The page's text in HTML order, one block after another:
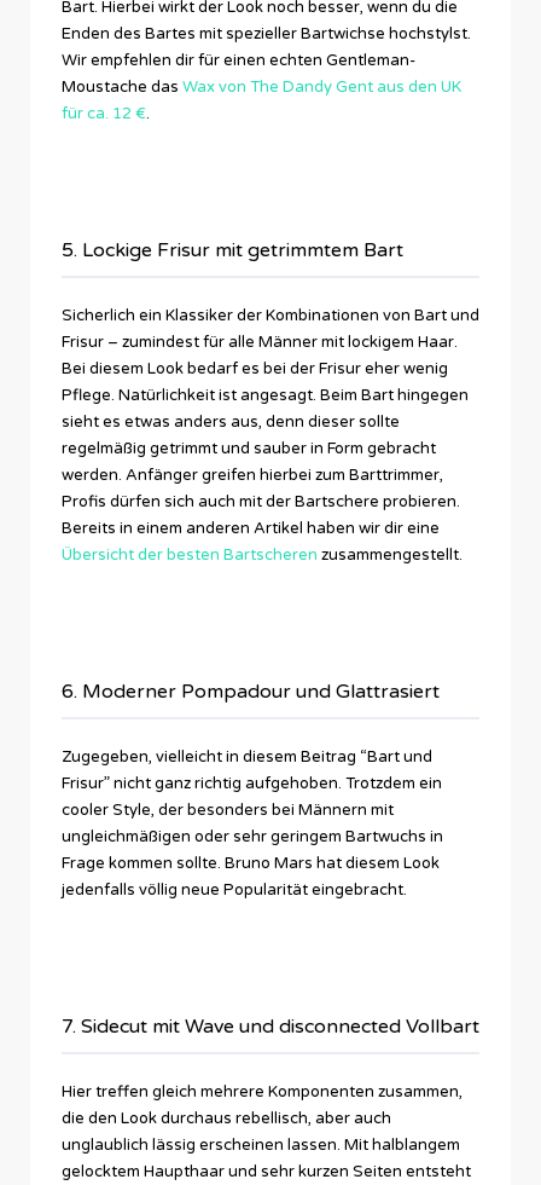
Bart. Hierbei wirkt der Look noch besser, wenn du die
Enden des Bartes mit spezieller Bartwichse hochstylst.
Wir empfehlen dir für einen echten Gentleman-
Moustache das Wax von The Dandy Gent aus den UK
für ca. 12 €.
5. Lockige Frisur mit getrimmtem Bart
Sicherlich ein Klassiker der Kombinationen von Bart und
Frisur – zumindest für alle Männer mit lockigem Haar.
Bei diesem Look bedarf es bei der Frisur eher wenig
Pflege. Natürlichkeit ist angesagt. Beim Bart hingegen
sieht es etwas anders aus, denn dieser sollte
regelmäßig getrimmt und sauber in Form gebracht
werden. Anfänger greifen hierbei zum Barttrimmer,
Profis dürfen sich auch mit der Bartschere probieren.
Bereits in einem anderen Artikel haben wir dir eine
Übersicht der besten Bartscheren zusammengestellt.
6. Moderner Pompadour und Glattrasiert
Zugegeben, vielleicht in diesem Beitrag “Bart und
Frisur” nicht ganz richtig aufgehoben. Trotzdem ein
cooler Style, der besonders bei Männern mit
ungleichmäßigen oder sehr geringem Bartwuchs in
Frage kommen sollte. Bruno Mars hat diesem Look
jedenfalls völlig neue Popularität eingebracht.
7. Sidecut mit Wave und disconnected Vollbart
Hier treffen gleich mehrere Komponenten zusammen,
die den Look durchaus rebellisch, aber auch
unglaublich lässig erscheinen lassen. Mit halblangem
gelocktem Haupthaar und sehr kurzen Seiten entsteht